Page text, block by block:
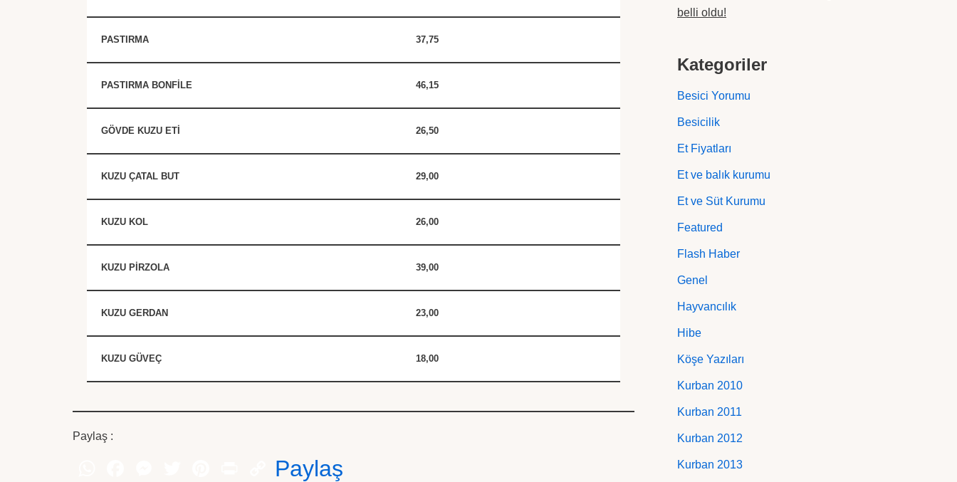
PASTIRMA 37,75
PASTIRMA BONFİLE 46,15
GÖVDE KUZU ETİ 26,50
KUZU ÇATAL BUT 29,00
KUZU KOL 26,00
KUZU PİRZOLA 39,00
KUZU GERDAN 23,00
KUZU GÜVEÇ 18,00
Paylaş :
Paylaş
belli oldu!
Kategoriler
Besici Yorumu
Besicilik
Et Fiyatları
Et ve balık kurumu
Et ve Süt Kurumu
Featured
Flash Haber
Genel
Hayvancılık
Hibe
Köşe Yazıları
Kurban 2010
Kurban 2011
Kurban 2012
Kurban 2013